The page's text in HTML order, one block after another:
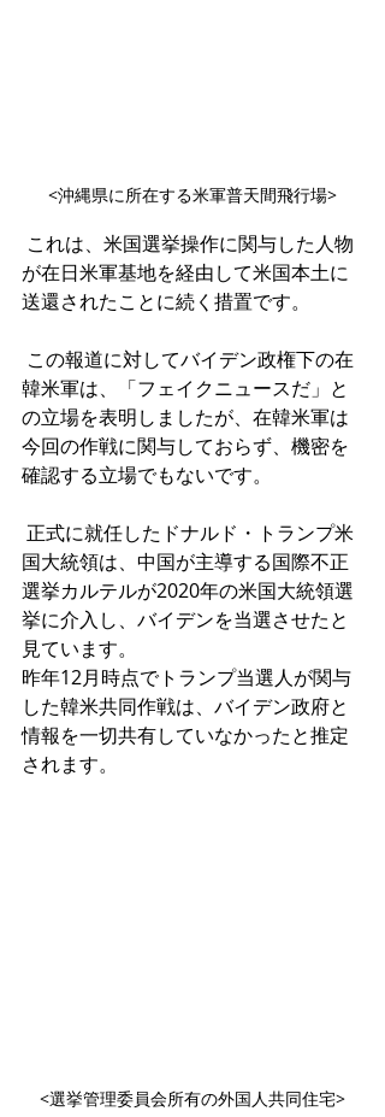
<沖縄県に所在する米軍普天間飛行場>
これは、米国選挙操作に関与した人物
が在日米軍基地を経由して米国本土に
送還されたことに続く措置です。
この報道に対してバイデン政権下の在
韓米軍は、「フェイクニュースだ」と
の立場を表明しましたが、在韓米軍は
今回の作戦に関与しておらず、機密を
確認する立場でもないです。
正式に就任したドナルド・トランプ米
国大統領は、中国が主導する国際不正
選挙カルテルが2020年の米国大統領選
挙に介入し、バイデンを当選させたと
見ています。
昨年12月時点でトランプ当選人が関与
した韓米共同作戦は、バイデン政府と
情報を一切共有していなかったと推定
されます。
<選挙管理委員会所有の外国人共同住宅>